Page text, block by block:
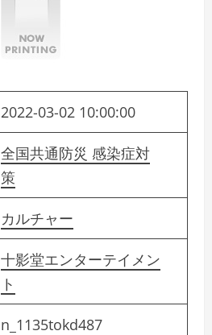
2022-03-02 10:00:00
全国共通防災 感染症対
策
カルチャー
十影堂エンターテイメン
ト
n_1135tokd487